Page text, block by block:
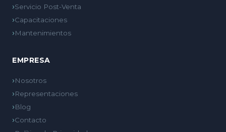
Servicio Post-Venta
Capacitaciones
Mantenimientos
EMPRESA
Nosotros
Representaciones
Blog
Contacto